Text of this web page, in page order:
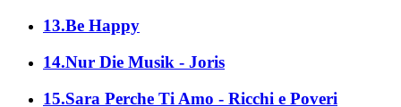
13.Be Happy
14.Nur Die Musik - Joris
15.Sara Perche Ti Amo - Ricchi e Poveri